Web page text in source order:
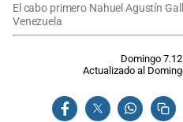
El cabo primero Nahuel Agustín
Venezuela
Domingo
Actualizado al